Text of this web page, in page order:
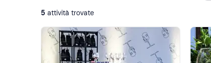
5 attività trovate